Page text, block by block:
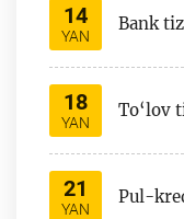
14
YAN
Bank
18
YAN
To‘lov
21
YAN
Pul-